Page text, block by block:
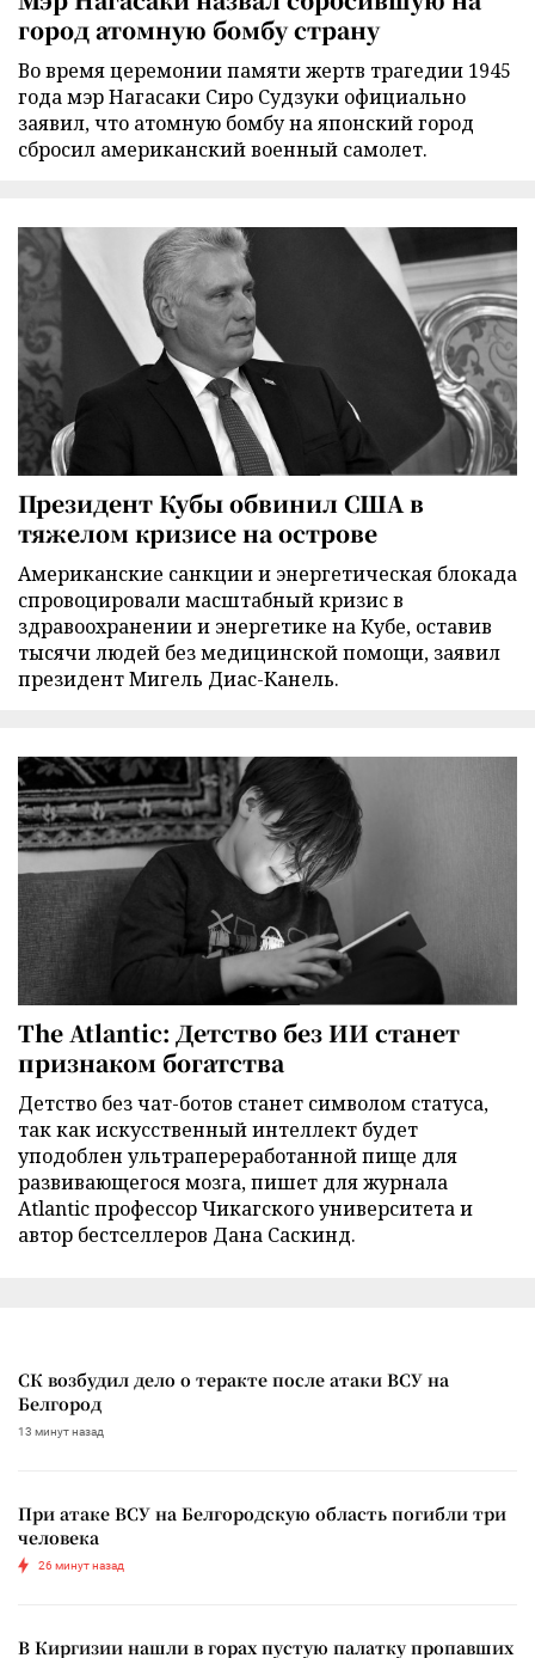
город атомную бомбу страну
Во время церемонии памяти жертв трагедии 1945
года мэр Нагасаки Сиро Судзуки официально
заявил, что атомную бомбу на японский город
сбросил американский военный самолет.
Президент Кубы обвинил США в
тяжелом кризисе на острове
Американские санкции и энергетическая блокада
спровоцировали масштабный кризис в
здравоохранении и энергетике на Кубе, оставив
тысячи людей без медицинской помощи, заявил
президент Мигель Диас-Канель.
The Atlantic: Детство без ИИ станет
признаком богатства
Детство без чат-ботов станет символом статуса,
так как искусственный интеллект будет
уподоблен ультрапереработанной пище для
развивающегося мозга, пишет для журнала
Atlantic профессор Чикагского университета и
автор бестселлеров Дана Саскинд.
СК возбудил дело о теракте после атаки ВСУ на
Белгород
13 минут назад
При атаке ВСУ на Белгородскую область погибли три
человека
26 минут назад
В Киргизии нашли в горах пустую палатку пропавших